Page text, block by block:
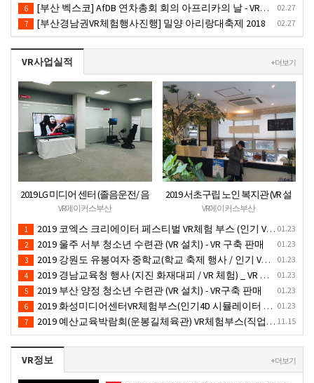
02.27
6 [부산 벡스코] AfDB 연차총회 회의 아프리카의 날 - VR부스설치
02.27
7 [부산경남권VR체험행사진행] 밀양 아리랑대축제 2018
VR사업실적 + 더보기
2019 LG 미디어 센터 (졸음운전/ 음
주운전 체험 행사) VR 체험 - VR 렌탈
대여 행사
VR메이커스부산
2019 서초구립 노인 복지관 (VR 설
치) - VR 구축 판매
VR메이커스부산
01.23
1 2019 코엑스 크리에이터 페스티벌 VR체험 부스 (인기 VR 체험) - VR렌탈대여 행사
01.23
2 2019 울주 서부 청소년 수련관 (VR 설치) - VR 구축 판매
01.23
3 2019 강원도 유봉여자 중학교(학교 축제 행사 / 인기 VR 컨텐츠 ) - VR렌탈대여 행사
01.23
4 2019 경남교육청 행사 (지진 화재대피 / VR 체험) _ VR 렌탈대여행사
01.23
5 2019 부산 양정 청소년 수련관 (VR 설치) - VR구축 판매
01.23
6 2019 화성미디어센터VR체험부스(인기4D 시뮬레이터 체험)-VR렌탈대여 행사
11.15
7 2019 예산교육박람회(운봉길체육관) VR체험부스(직업진로체험 / 인기VR체험)-VR렌탈대여행사
VR정보 + 더보기